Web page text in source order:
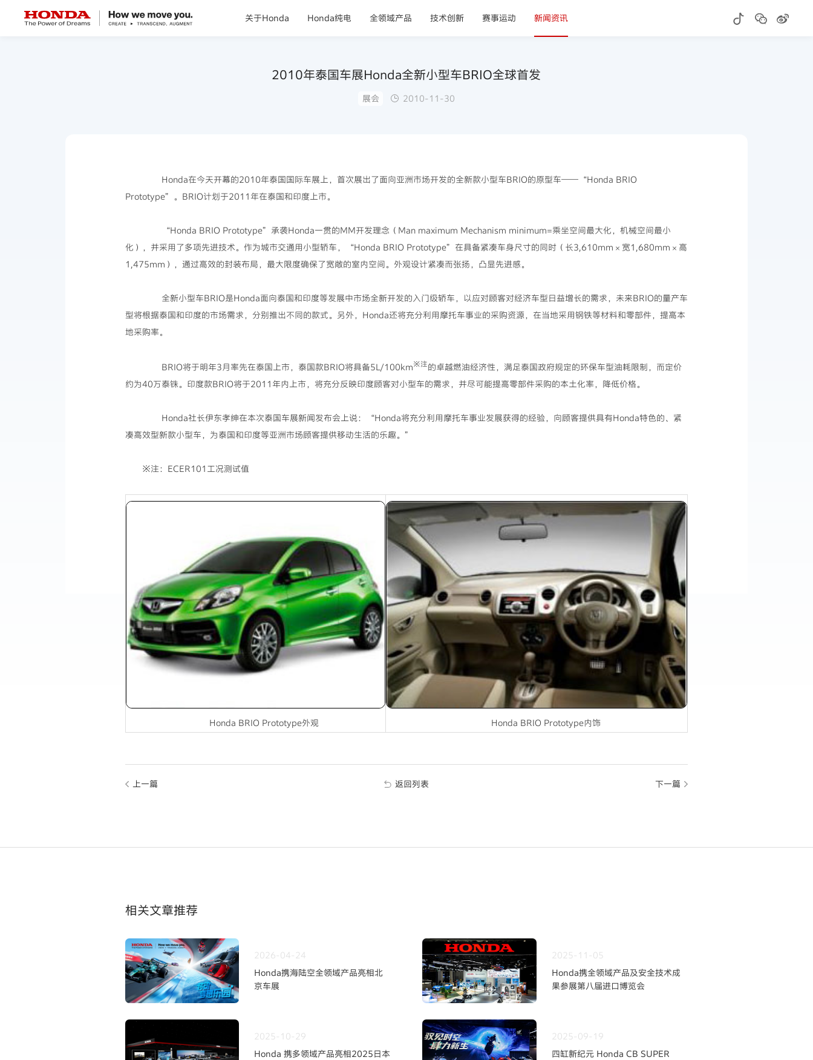
关于Honda Honda纯电 全领域产品 技术创新 赛事运动 新闻资讯
2010年泰国车展Honda全新小型车BRIO全球首发
展会 2010-11-30
Honda在今天开幕的2010年泰国国际车展上，首次展出了面向亚洲市场开发的全新款小型车BRIO的原型车——“Honda BRIO
Prototype”。BRIO计划于2011年在泰国和印度上市。
“Honda BRIO Prototype”承袭Honda一贯的MM开发理念（Man maximum Mechanism minimum=乘坐空间最大化，机械空间最小
化），并采用了多项先进技术。作为城市交通用小型轿车，“Honda BRIO Prototype”在具备紧凑车身尺寸的同时（长3,610mm×宽1,680mm×高
1,475mm），通过高效的封装布局，最大限度确保了宽敞的室内空间。外观设计紧凑而张扬，凸显先进感。
全新小型车BRIO是Honda面向泰国和印度等发展中市场全新开发的入门级轿车，以应对顾客对经济车型日益增长的需求，未来BRIO的量产车
型将根据泰国和印度的市场需求，分别推出不同的款式。另外，Honda还将充分利用摩托车事业的采购资源，在当地采用钢铁等材料和零部件，提高本
地采购率。
BRIO将于明年3月率先在泰国上市，泰国款BRIO将具备5L/100km※注的卓越燃油经济性，满足泰国政府规定的环保车型油耗限制，而定价
约为40万泰铢。印度款BRIO将于2011年内上市，将充分反映印度顾客对小型车的需求，并尽可能提高零部件采购的本土化率，降低价格。
Honda社长伊东孝绅在本次泰国车展新闻发布会上说：“Honda将充分利用摩托车事业发展获得的经验，向顾客提供具有Honda特色的、紧
凑高效型新款小型车，为泰国和印度等亚洲市场顾客提供移动生活的乐趣。”
※注：ECER101工况测试值
Honda BRIO Prototype外观 Honda BRIO Prototype内饰
上一篇 返回列表 下一篇
相关文章推荐
2026-04-24
Honda携海陆空全领域产品亮相北
京车展
2025-11-05
Honda携全领域产品及安全技术成
果参展第八届进口博览会
2025-10-29
Honda 携多领域产品亮相2025日本
2025-09-19
四缸新纪元 Honda CB SUPER